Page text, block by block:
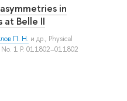
in
Belle II
П. Н. и др., Physical
1 P. 011802–011802